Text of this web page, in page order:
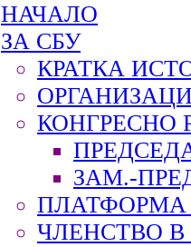
НАЧАЛО
ЗА СБУ
КРАТКА
КОНГРЕСНО
ЗАМ.-
ПЛАТФОРМА
ЧЛЕНСТВО В